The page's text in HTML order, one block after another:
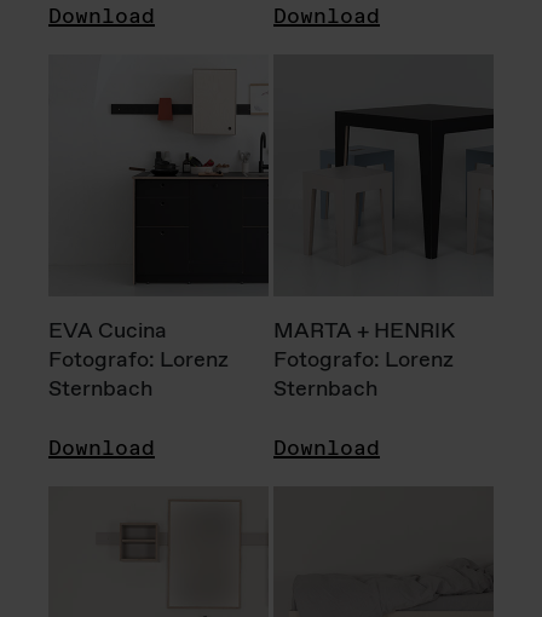
Download Download
EVA Cucina
Fotografo: Lorenz
Sternbach
Download
MARTA + HENRIK
Fotografo: Lorenz
Sternbach
Download